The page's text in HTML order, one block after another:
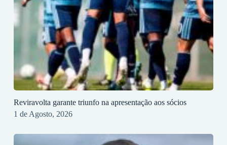
Reviravolta garante triunfo na apresentação aos sócios
1 de Agosto, 2026